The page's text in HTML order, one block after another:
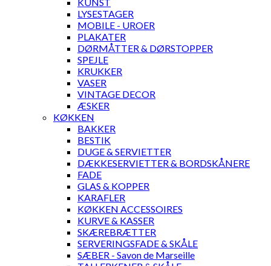
LYSESTAGER
MOBILE - UROER
PLAKATER
DØRMÅTTER & DØRSTOPPER
SPEJLE
KRUKKER
VASER
VINTAGE DECOR
ÆSKER
KØKKEN
BAKKER
BESTIK
DUGE & SERVIETTER
DÆKKESERVIETTER & BORDSKÅNERE
FADE
GLAS & KOPPER
KARAFLER
KØKKEN ACCESSOIRES
KURVE & KASSER
SKÆREBRÆTTER
SERVERINGSFADE & SKÅLE
SÆBER - Savon de Marseille